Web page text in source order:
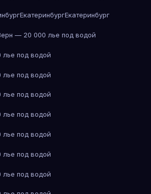
ЕкатеринбургЕкатеринбург
— 20 000 лье под водой
под водой
под водой
под водой
под водой
под водой
под водой
под водой